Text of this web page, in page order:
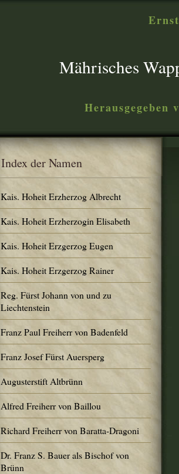
Mährisches
Index der Namen
Kais. Hoheit Erzherzog Albrecht
Kais. Hoheit Erzherzogin Elisabeth
Kais. Hoheit Erzgerzog Eugen
Kais. Hoheit Erzgerzog Rainer
Reg. Fürst Johann von und zu
Liechtenstein
Franz Paul Freiherr von Badenfeld
Franz Josef Fürst Auersperg
Augusterstift Altbrünn
Alfred Freiherr von Baillou
Richard Freiherr von Baratta-Dragoni
Dr. Franz S. Bauer als Bischof von
Brünn